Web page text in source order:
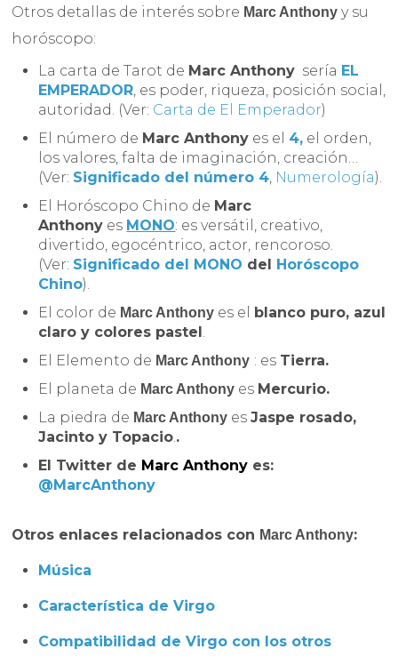
Otros detallas de interés sobre Marc Anthony y su
horóscopo:
La carta de Tarot de Marc Anthony sería EL
EMPERADOR, es poder, riqueza, posición social,
autoridad. (Ver: Carta de El Emperador)
El número de Marc Anthony es el 4, el orden,
los valores, falta de imaginación, creación…
(Ver: Significado del número 4, Numerología).
El Horóscopo Chino de Marc
Anthony es MONO: es versátil, creativo,
divertido, egocéntrico, actor, rencoroso.
(Ver: Significado del MONO del
Horóscopo
Chino).
El color de Marc Anthony es el
blanco puro, azul
claro y colores pastel .
El Elemento de Marc Anthony : es Tierra.
El planeta de Marc Anthony es Mercurio.
La piedra de Marc Anthony esJaspe rosado,
Jacinto y Topacio..
El Twitter de Marc Anthony es:
@MarcAnthony
Otros enlaces relacionados con Marc Anthony:
Música
Característica de Virgo
Compatibilidad de Virgo con los otros